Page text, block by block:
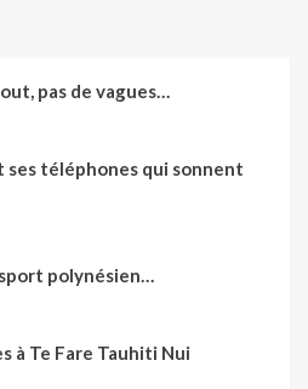
pas de vagues…
ses téléphones qui sonnent
polynésien…
à Te Fare Tauhiti Nui